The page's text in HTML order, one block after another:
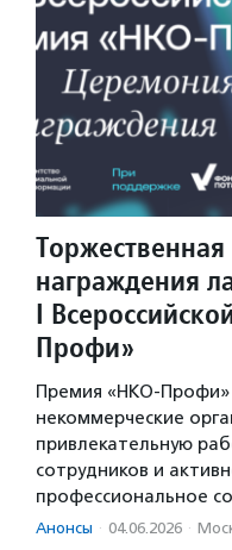
награждения
I
Профи»
Премия «НКО-Профи»
некоммерческие
привлекательную
сотрудников и
профессиональное
Анонсы · 04.06.2026 ·